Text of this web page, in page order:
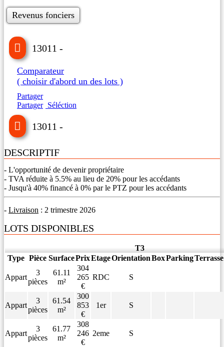
Revenus fonciers
13011 -
Comparateur
( choisir d'abord un des lots )
Partager
Partager Séléction
13011 -
DESCRIPTIF
- L'opportunité de devenir propriétaire
- TVA réduite à 5.5% au lieu de 20% pour les accédants
- Jusqu'à 40% financé à 0% par le PTZ pour les accédants
- Livraison : 2 trimestre 2026
LOTS DISPONIBLES
T3
Type Pièce SurfacePrixEtageOrientationBoxParkingTerrasse
Appart
3
pièces
61.11
m²
304
265
€
RDC S
Appart
3
pièces
61.54
m²
300
853
€
1er S
Appart
3
pièces
61.77
m²
308
246
€
2eme S